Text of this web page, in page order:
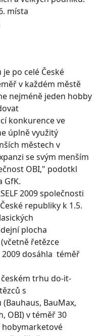
místa
po celé České
v každém městě
nejméně jeden hobby
konkurence ve
úplně využitý
městech v
se svým menším
OBI," podotkl
GfK.
2009 společnosti
republiky k 1.5.
plocha
řetězce
dosáhla téměř
trhu do-it-
s
BauMax,
OBI) v téměř 30